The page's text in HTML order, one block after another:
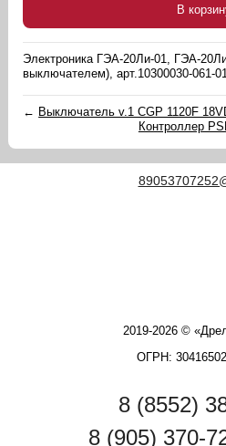
В
Электроника ГЭА-20Ли-01, ГЭА-
выключателем), арт.10300030-061-
← Выключатель v.1 CGP 1120F
Контроллер
2019-2026 ©
ОГРН:
8 (8552)
8 (905) 370-